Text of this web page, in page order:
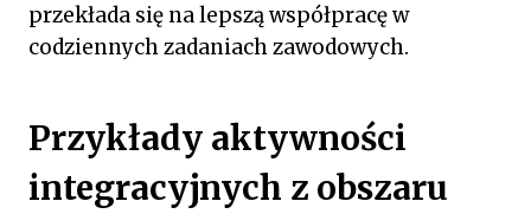
przekłada się na lepszą współpracę w
codziennych zadaniach zawodowych.
Przykłady aktywności
integracyjnych z obszaru